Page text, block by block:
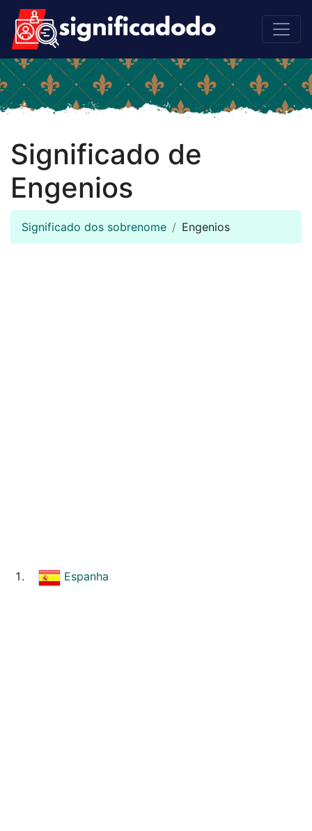
Significado de
Engenios
Significado dos sobrenome Engenios
Espanha